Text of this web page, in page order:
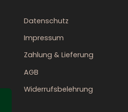
Datenschutz
Impressum
Zahlung & Lieferung
AGB
Widerrufsbelehrung